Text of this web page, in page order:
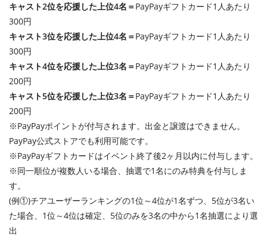
キャスト2位を応援した上位4名＝PayPayギフトカード1人あたり
300円
キャスト3位を応援した上位4名＝PayPayギフトカード1人あたり
300円
キャスト4位を応援した上位3名＝PayPayギフトカード1人あたり
200円
キャスト5位を応援した上位3名＝PayPayギフトカード1人あたり
200円
※PayPayポイントが付与されます。出金と譲渡はできません。
PayPay公式ストアでも利用可能です。
※PayPayギフトカードはイベント終了後2ヶ月以内に付与します。
※同一順位が複数人いる場合、抽選で1名にのみ特典を付与しま
す。
(例①)チアユーザーランキングの1位～4位が1名ずつ、5位が3名い
た場合、1位～4位は確定、5位のみを3名の中から1名抽選により選
出